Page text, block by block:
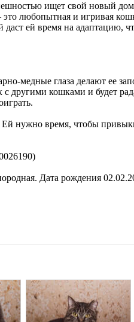
ищет свой новый
это любопытная и игривая
ей время на адаптацию,
медные глаза делают ее
другими кошками и будет
нужно время, чтобы
Дата рождения